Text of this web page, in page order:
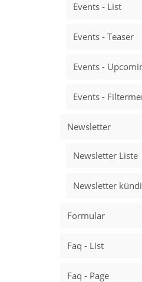
Events - List
Events - Teaser
Events -
Events -
Newsletter
Newsletter Liste
Newsletter
Formular
Faq - List
Faq - Page